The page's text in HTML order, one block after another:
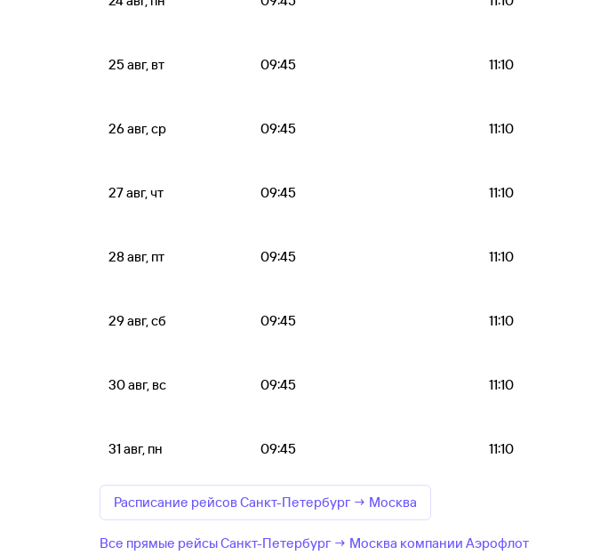
25 авг, вт 09:45 11:10
26 авг, ср 09:45 11:10
27 авг, чт 09:45 11:10
28 авг, пт 09:45 11:10
29 авг, сб 09:45 11:10
30 авг, вс 09:45 11:10
31 авг, пн 09:45 11:10
Расписание рейсов Санкт-Петербург → Москва
Все прямые рейсы Санкт-Петербург → Москва компании Аэрофлот